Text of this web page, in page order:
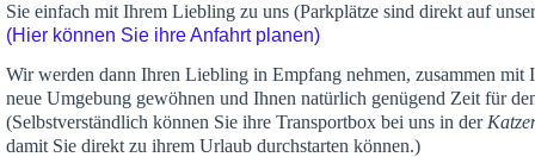
Sie einfach mit Ihrem Liebling zu uns (Parkplätze sind direkt auf
(Hier können Sie ihre Anfahrt planen)
Wir werden dann Ihren Liebling in Empfang nehmen, zusammen mit
neue Umgebung gewöhnen und Ihnen natürlich genügend Zeit für
(Selbstverständlich können Sie ihre Transportbox bei uns in der
damit Sie direkt zu ihrem Urlaub durchstarten können.)